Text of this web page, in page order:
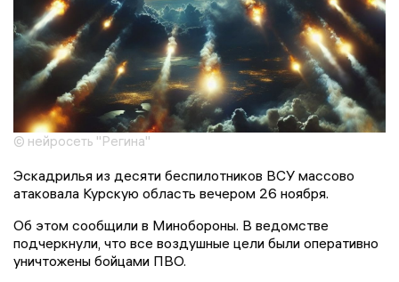
© нейросеть "Регина"
Эскадрилья из десяти беспилотников ВСУ массово
атаковала Курскую область вечером 26 ноября.
Об этом сообщили в Минобороны. В ведомстве
подчеркнули, что все воздушные цели были оперативно
уничтожены бойцами ПВО.